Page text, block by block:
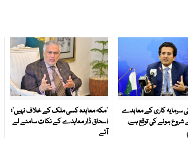
کی سرمایہ کاری کے معاہدے
شروع ہونے کی توقع ہے،
‘مکہ معاہدہ کسی ملک کے خلاف نہیں’؛
اسحاق ڈار معاہدے کے نکات سامنے لے
آئے